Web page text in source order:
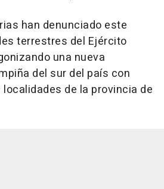
han denunciado este
terrestres del Ejército
una nueva
del sur del país con
de la provincia de